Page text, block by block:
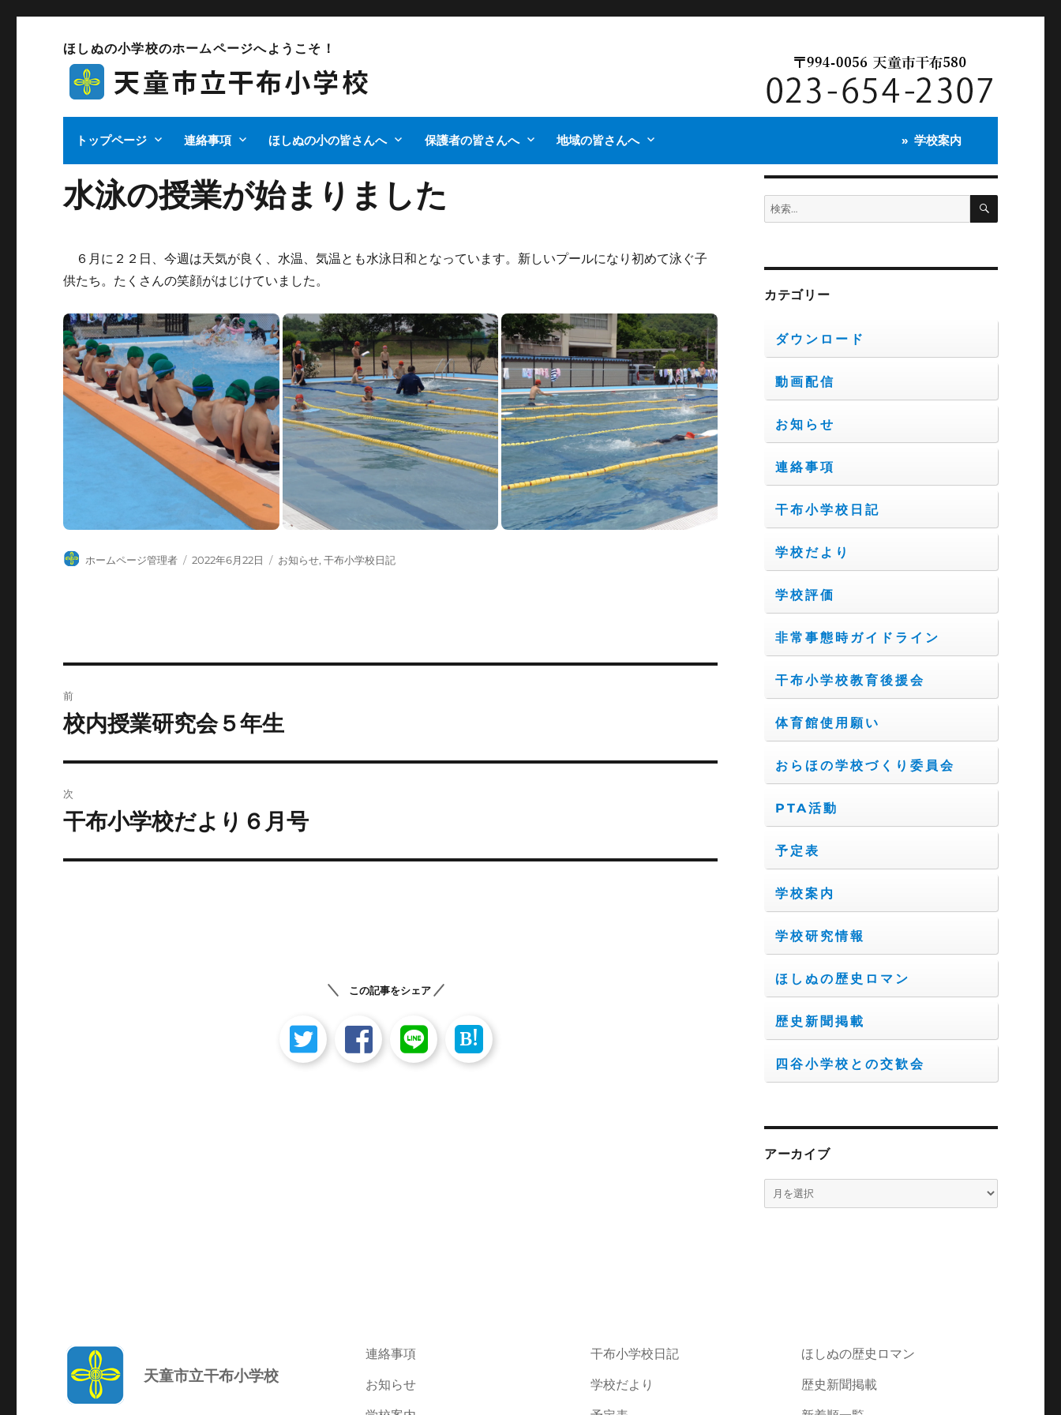
ほしぬの小学校のホームページへようこそ！
トップページ 連絡事項 ほしぬの小の皆さんへ 保護者の皆さんへ 地域の皆さんへ 学校案内
水泳の授業が始まりました
６月に２２日、今週は天気が良く、水温、気温とも水泳日和となっています。新しいプールになり初めて泳ぐ子
供たち。たくさんの笑顔がはじけていました。
投
ホームページ管理者
投
2022年6月22日
カ
お知らせ,干布小学校日記
稿
ゲ
前
前
投
稿:
校内授業研究会５年生
次
次
投
干布小学校だより６月号
この記事をシェア
B!
検
索:
検
カテゴリー
ダウンロード
動画配信
お知らせ
連絡事項
干布小学校日記
学校だより
学校評価
非常事態時ガイドライン
干布小学校教育後援会
体育館使用願い
おらほの学校づくり委員会
PTA活動
予定表
学校案内
学校研究情報
ほしぬの歴史ロマン
歴史新聞掲載
四谷小学校との交歓会
アーカイブ
天童市立干布小学校
連絡事項
お知らせ
干布小学校日記
学校だより
ほしぬの歴史ロマン
歴史新聞掲載